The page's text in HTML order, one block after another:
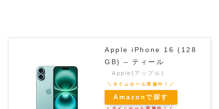
Apple iPhone 16 (128
GB) – ティール
Apple(アップル)
Amazonで探す